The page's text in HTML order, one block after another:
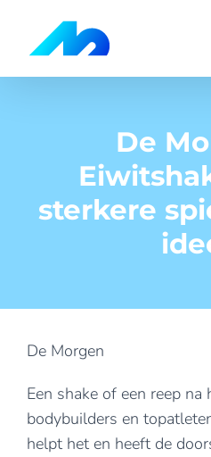
content
De
sterkere
De Morgen
Een shake of een reep na
bodybuilders en
helpt het en heeft de